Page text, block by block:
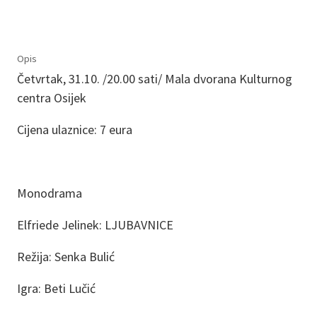
Opis
Četvrtak, 31.10. /20.00 sati/ Mala dvorana Kulturnog
centra Osijek
Cijena ulaznice: 7 eura
Monodrama
Elfriede Jelinek: LJUBAVNICE
Režija: Senka Bulić
Igra: Beti Lučić